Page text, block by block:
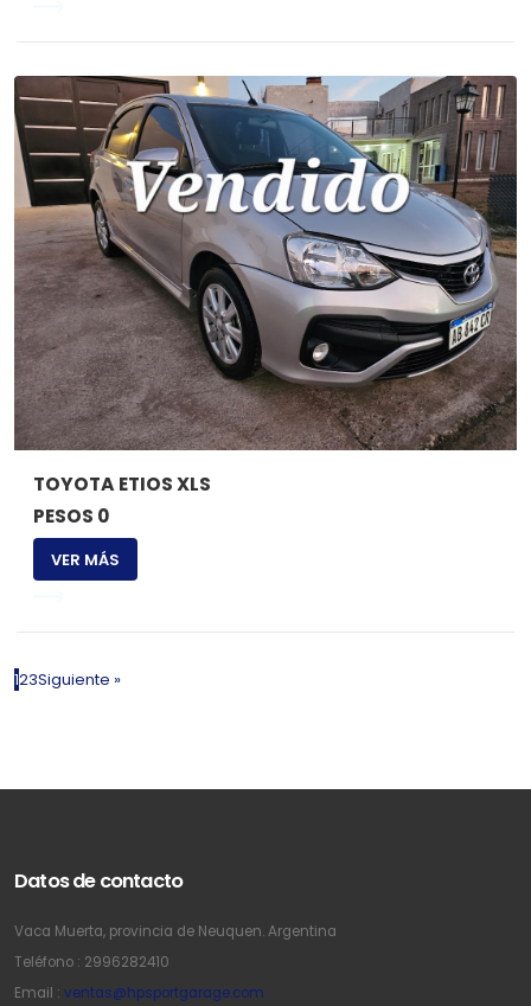
TOYOTA ETIOS XLS
PESOS 0
VER MÁS
123Siguiente »
Datos de contacto
Vaca Muerta, provincia de Neuquen. Argentina
Teléfono : 2996282410
Email : ventas@hpsportgarage.com